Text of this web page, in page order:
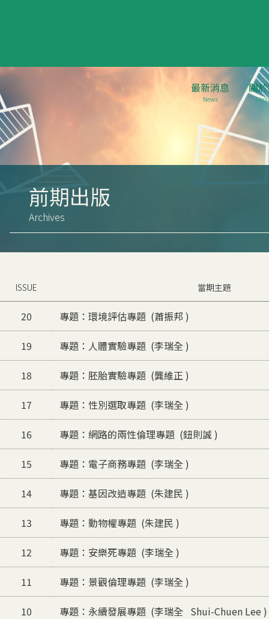
最新消息
News
關
前期出版
Archives
ISSUE 當期主題
20 專題：環境評估專題 (蕭振邦 )
19 專題：人體實驗專題 (李瑞全 )
18 專題：胚胎實驗專題 (龔維正 )
17 專題：性別選取專題 (李瑞全 )
16 專題：網路的兩性倫理專題 (鈕則誠 )
15 專題：電子商務專題 (李瑞全 )
14 專題：基因改造專題 (朱建民 )
13 專題：動物權專題 (朱建民 )
12 專題：安樂死專題 (李瑞全 )
11 專題：景觀倫理專題 (李瑞全 )
10 專題：永續發展專題 (李瑞全 Shui-Chuen Lee )